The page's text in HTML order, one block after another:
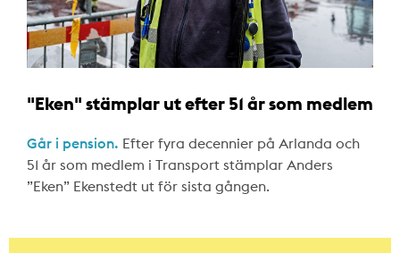
"Eken" stämplar ut efter 51 år som medlem
Går i pension. Efter fyra decennier på Arlanda och
51 år som medlem i Transport stämplar Anders
”Eken” Ekenstedt ut för sista gången.